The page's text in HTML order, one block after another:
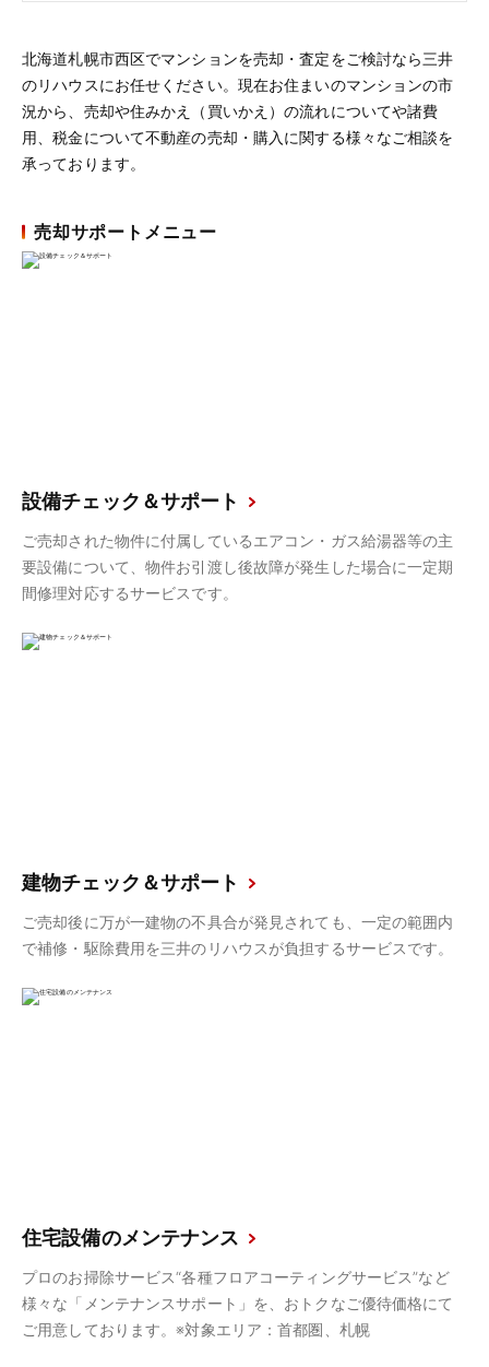
北海道札幌市西区でマンションを売却・査定をご検討なら三井
のリハウスにお任せください。現在お住まいのマンションの市
況から、売却や住みかえ（買いかえ）の流れについてや諸費
用、税金について不動産の売却・購入に関する様々なご相談を
承っております。
売却サポートメニュー
設備チェック＆サポート
ご売却された物件に付属しているエアコン・ガス給湯器等の主
要設備について、物件お引渡し後故障が発生した場合に一定期
間修理対応するサービスです。
建物チェック＆サポート
ご売却後に万が一建物の不具合が発見されても、一定の範囲内
で補修・駆除費用を三井のリハウスが負担するサービスです。
住宅設備のメンテナンス
プロのお掃除サービス“各種フロアコーティングサービス”など
様々な「メンテナンスサポート」を、おトクなご優待価格にて
ご用意しております。※対象エリア：首都圏、札幌